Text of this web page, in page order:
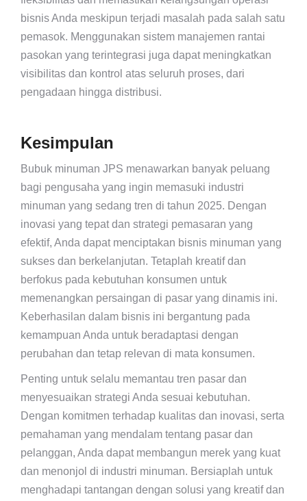
bisnis Anda meskipun terjadi masalah pada salah satu
pemasok. Menggunakan sistem manajemen rantai
pasokan yang terintegrasi juga dapat meningkatkan
visibilitas dan kontrol atas seluruh proses, dari
pengadaan hingga distribusi.
Kesimpulan
Bubuk minuman JPS menawarkan banyak peluang
bagi pengusaha yang ingin memasuki industri
minuman yang sedang tren di tahun 2025. Dengan
inovasi yang tepat dan strategi pemasaran yang
efektif, Anda dapat menciptakan bisnis minuman yang
sukses dan berkelanjutan. Tetaplah kreatif dan
berfokus pada kebutuhan konsumen untuk
memenangkan persaingan di pasar yang dinamis ini.
Keberhasilan dalam bisnis ini bergantung pada
kemampuan Anda untuk beradaptasi dengan
perubahan dan tetap relevan di mata konsumen.
Penting untuk selalu memantau tren pasar dan
menyesuaikan strategi Anda sesuai kebutuhan.
Dengan komitmen terhadap kualitas dan inovasi, serta
pemahaman yang mendalam tentang pasar dan
pelanggan, Anda dapat membangun merek yang kuat
dan menonjol di industri minuman. Bersiaplah untuk
menghadapi tantangan dengan solusi yang kreatif dan